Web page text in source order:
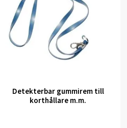
Detekterbar gummirem till
korthållare m.m.